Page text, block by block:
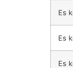
Es
Es
Es